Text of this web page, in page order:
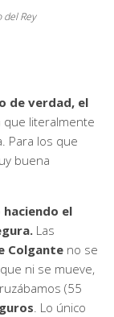
del Rey
de verdad, el
que literalmente
Para los que
buena
el
Las
Colgante no se
ni se mueve,
(55
. Lo único